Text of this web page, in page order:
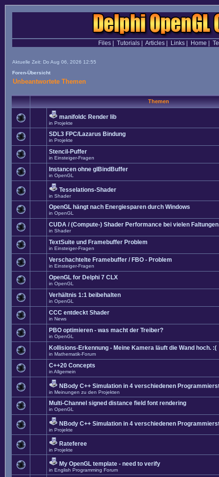
Files| Tutorials| Articles| Links| Home
Aktuelle Zeit: Do Aug 06, 2026 12:55
Foren-Übersicht
Unbeantwortete Themen
Themen
manifoldc Render lib
in Projekte
SDL3 FPC/Lazarus Bindung
in Projekte
Stencil-Puffer
in Einsteiger-Fragen
Instancen ohne glBindBuffer
in OpenGL
Tesselations-Shader
in Shader
OpenGL hängt nach Energiesparen durch Windows
in OpenGL
CUDA / (Compute-) Shader Performance bei vielen Faltungen
in Shader
TextSuite und Framebuffer Problem
in Einsteiger-Fragen
Verschachtelte Framebuffer / FBO - Problem
in Einsteiger-Fragen
OpenGL for Delphi 7 CLX
in OpenGL
Verhältnis 1:1 beibehalten
in OpenGL
CCC entdeckt Shader
in News
PBO optimieren - was macht der Treiber?
in OpenGL
Kollisions-Erkennung - Meine Kamera läuft die Wand hoch. :(
in Mathematik-Forum
C++20 Concepts
in Allgemein
NBody C++ Simulation in 4 verschiedenen
in Meinungen zu den Projekten
Multi-Channel signed distance field font rendering
in OpenGL
NBody C++ Simulation in 4 verschiedenen
in Projekte
Rateferee
in Projekte
My OpenGL template - need to verify
in English Programming Forum